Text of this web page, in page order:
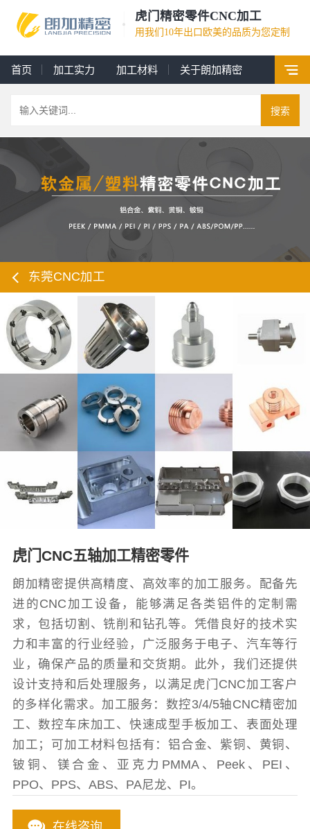
虎门精密零件CNC加工
用我们10年出口欧美的品质为您定制
首页 加工实力 加工材料 关于朗加精密
搜索
东莞CNC加工
虎门CNC五轴加工精密零件
朗加精密提供高精度、高效率的加工服务。配备先
进的CNC加工设备，能够满足各类铝件的定制需
求，包括切割、铣削和钻孔等。凭借良好的技术实
力和丰富的行业经验，广泛服务于电子、汽车等行
业，确保产品的质量和交货期。此外，我们还提供
设计支持和后处理服务，以满足虎门CNC加工客户
的多样化需求。加工服务：数控3/4/5轴CNC精密加
工、数控车床加工、快速成型手板加工、表面处理
加工；可加工材料包括有：铝合金、紫铜、黄铜、
铍铜、镁合金、亚克力PMMA、Peek、PEI、
PPO、PPS、ABS、PA尼龙、PI。